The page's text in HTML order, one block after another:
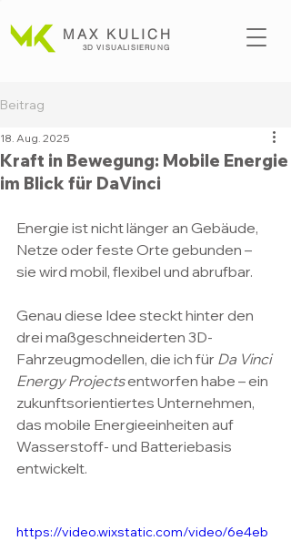
MAX KULICH
3D VISUALISIERUNG
Beitrag
Kraft in Bewegung: Mobile Energie
im Blick für DaVinci
18. Aug. 2025
Energie ist nicht länger an Gebäude,
Netze oder feste Orte gebunden –
sie wird mobil, flexibel und abrufbar.
Genau diese Idee steckt hinter den
drei maßgeschneiderten 3D-
Fahrzeugmodellen, die ich für Da Vinci
Energy Projects entworfen habe – ein
zukunftsorientiertes Unternehmen,
das mobile Energieeinheiten auf
Wasserstoff- und Batteriebasis
entwickelt.
https://video.wixstatic.com/video/6e4eb